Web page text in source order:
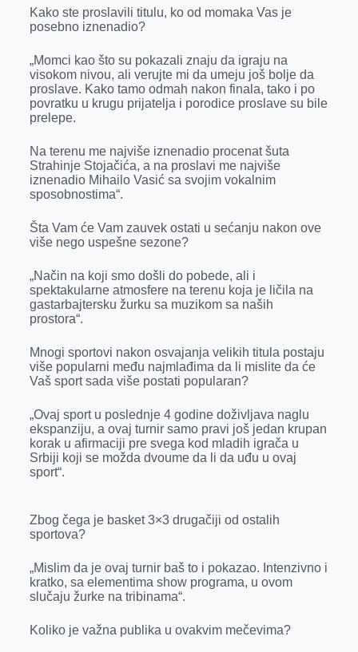
Kako ste proslavili titulu, ko od momaka Vas je
posebno iznenadio?
„Momci kao što su pokazali znaju da igraju na
visokom nivou, ali verujte mi da umeju još bolje da
proslave. Kako tamo odmah nakon finala, tako i po
povratku u krugu prijatelja i porodice proslave su bile
prelepe.
Na terenu me najviše iznenadio procenat šuta
Strahinje Stojačića, a na proslavi me najviše
iznenadio Mihailo Vasić sa svojim vokalnim
sposobnostima“.
Šta Vam će Vam zauvek ostati u sećanju nakon ove
više nego uspešne sezone?
„Način na koji smo došli do pobede, ali i
spektakularne atmosfere na terenu koja je ličila na
gastarbajtersku žurku sa muzikom sa naših
prostora“.
Mnogi sportovi nakon osvajanja velikih titula postaju
više popularni među najmlađima da li mislite da će
Vaš sport sada više postati popularan?
„Ovaj sport u poslednje 4 godine doživljava naglu
ekspanziju, a ovaj turnir samo pravi još jedan krupan
korak u afirmaciji pre svega kod mladih igrača u
Srbiji koji se možda dvoume da li da uđu u ovaj
sport“.
Zbog čega je basket 3×3 drugačiji od ostalih
sportova?
„Mislim da je ovaj turnir baš to i pokazao. Intenzivno i
kratko, sa elementima show programa, u ovom
slučaju žurke na tribinama“.
Koliko je važna publika u ovakvim mečevima?